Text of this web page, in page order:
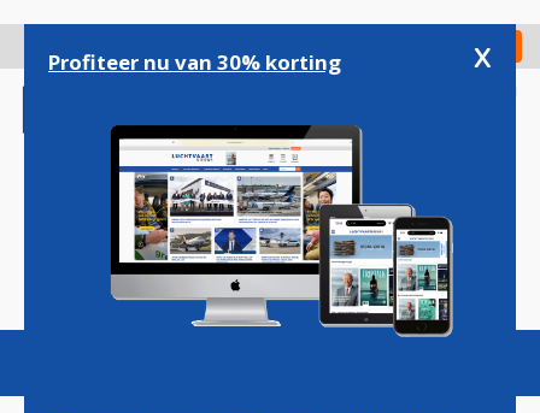
gaan
Check in
Magazine Podcasts Vacatures
Profiteer nu van 30% korting x